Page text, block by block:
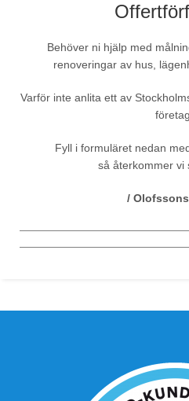
Behöver ni hjälp med
renoveringar av hus,
Varför inte anlita ett av
Fyll i formuläret nedan
så återkommer vi
/